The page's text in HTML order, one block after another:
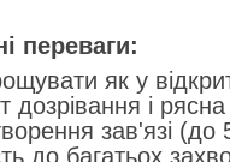
переваги:
як у
дозрівання і
зав'язі (до
до багатьох